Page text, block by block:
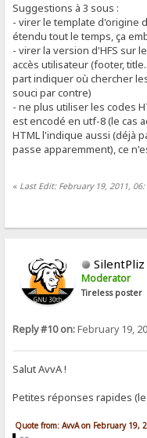
Suggestions à 3 sous :
- virer le template d'origine
étendu tout le temps, ça
- virer la version d'HFS sur
accès utilisateur (footer,
part indiquer où chercher
souci par contre)
- ne plus utiliser les codes
est encodé en utf-8 (le cas
HTML l'indique aussi (déjà
passe apparemment), ce
« Last Edit: February 19, 2011,
SilentPliz
Moderator
Tireless poster
Reply #10 on:February 19,
Salut AvvA !
Petites réponses rapides
Quote from: AvvA on February 19,